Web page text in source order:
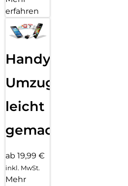
erfahren
Handy
Umzug
leicht
gemacht!
ab 19,99 €
inkl. MwSt.
Mehr